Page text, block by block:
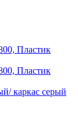
каркас серый